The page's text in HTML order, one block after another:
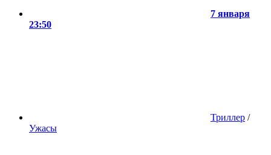
7 января
23:50
Триллер /
Ужасы